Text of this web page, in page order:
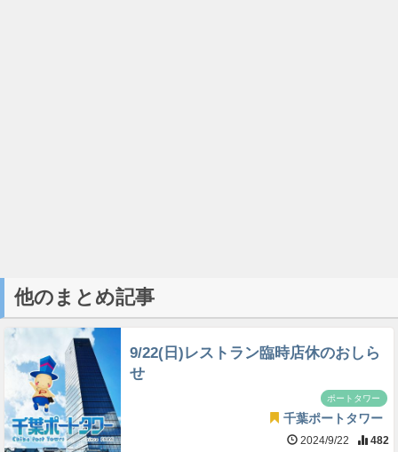
他のまとめ記事
9/22(日)レストラン臨時店休のおしら
せ
ポートタワー
千葉ポートタワー
2024/9/22 482